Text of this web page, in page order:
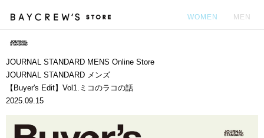
WOMEN MEN
JOURNAL STANDARD MENS Online Store
JOURNAL STANDARD メンズ
【Buyer's Edit】Vol1.ミコのラコの話
2025.09.15